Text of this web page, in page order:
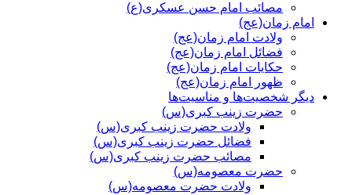
مصائب امام حسن عسکری(ع)
امام زمان(عج)
ولادت امام زمان(عج)
فضائل امام زمان(عج)
حکایات امام زمان(عج)
ظهور امام زمان(عج)
دیگر شخصیت‌ها و مناسیت‌ها
حضرت زینب کبری(س)
ولادت حضرت زینب کبری(س)
فضائل حضرت زینب کبری(س)
مصائب حضرت زینب کبری(س)
حضرت معصومه(س)
ولادت حضرت معصومه(س)